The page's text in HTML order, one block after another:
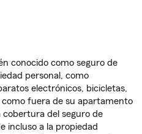
conocido como seguro de
personal, como
electrónicos, bicicletas,
fuera de su apartamento
cobertura del seguro de
incluso a la propiedad